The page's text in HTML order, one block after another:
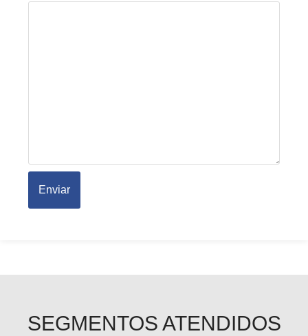
Enviar
SEGMENTOS ATENDIDOS